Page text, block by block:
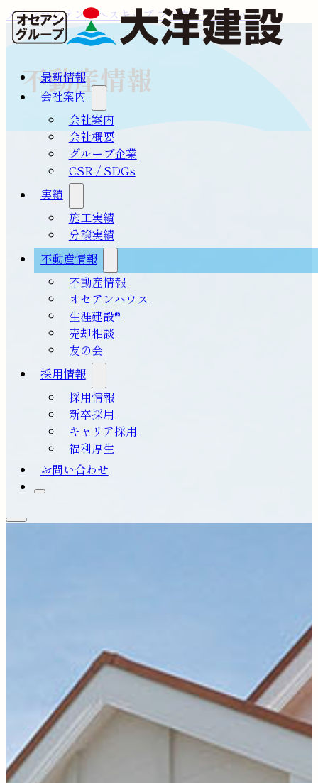
メインコンテンツへスキップフッターへスキップ
最新情報
会社案内
会社案内
会社概要
グループ企業
CSR / SDGs
実績
施工実績
分譲実績
不動産情報
不動産情報
オセアンハウス
生涯建設®
売却相談
友の会
採用情報
採用情報
新卒採用
キャリア採用
福利厚生
お問い合わせ
不動産情報